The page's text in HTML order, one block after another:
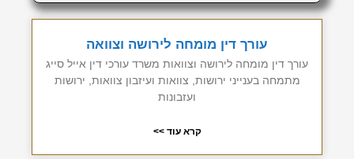
עורך דין מומחה לירושה וצוואה
עורך דין מומחה לירושה וצוואות משרד עורכי דין אייל סייג
מתמחה בענייני ירושות, צוואות ועיזבון צוואות, ירושות
ועזבונות
קרא עוד >>